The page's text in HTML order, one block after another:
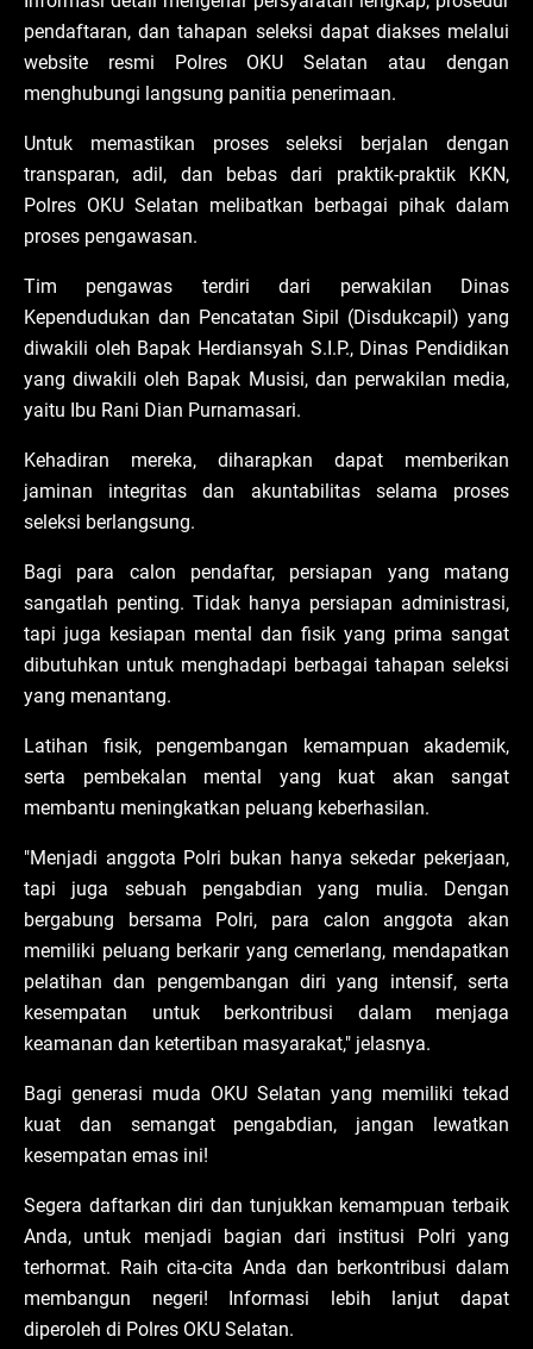
pendaftaran, dan tahapan seleksi dapat diakses melalui
website resmi Polres OKU Selatan atau dengan
menghubungi langsung panitia penerimaan.
Untuk memastikan proses seleksi berjalan dengan
transparan, adil, dan bebas dari praktik-praktik KKN,
Polres OKU Selatan melibatkan berbagai pihak dalam
proses pengawasan.
Tim pengawas terdiri dari perwakilan Dinas
Kependudukan dan Pencatatan Sipil (Disdukcapil) yang
diwakili oleh Bapak Herdiansyah S.I.P., Dinas Pendidikan
yang diwakili oleh Bapak Musisi, dan perwakilan media,
yaitu Ibu Rani Dian Purnamasari.
Kehadiran mereka, diharapkan dapat memberikan
jaminan integritas dan akuntabilitas selama proses
seleksi berlangsung.
Bagi para calon pendaftar, persiapan yang matang
sangatlah penting. Tidak hanya persiapan administrasi,
tapi juga kesiapan mental dan fisik yang prima sangat
dibutuhkan untuk menghadapi berbagai tahapan seleksi
yang menantang.
Latihan fisik, pengembangan kemampuan akademik,
serta pembekalan mental yang kuat akan sangat
membantu meningkatkan peluang keberhasilan.
"Menjadi anggota Polri bukan hanya sekedar pekerjaan,
tapi juga sebuah pengabdian yang mulia. Dengan
bergabung bersama Polri, para calon anggota akan
memiliki peluang berkarir yang cemerlang, mendapatkan
pelatihan dan pengembangan diri yang intensif, serta
kesempatan untuk berkontribusi dalam menjaga
keamanan dan ketertiban masyarakat," jelasnya.
Bagi generasi muda OKU Selatan yang memiliki tekad
kuat dan semangat pengabdian, jangan lewatkan
kesempatan emas ini!
Segera daftarkan diri dan tunjukkan kemampuan terbaik
Anda, untuk menjadi bagian dari institusi Polri yang
terhormat. Raih cita-cita Anda dan berkontribusi dalam
membangun negeri! Informasi lebih lanjut dapat
diperoleh di Polres OKU Selatan.